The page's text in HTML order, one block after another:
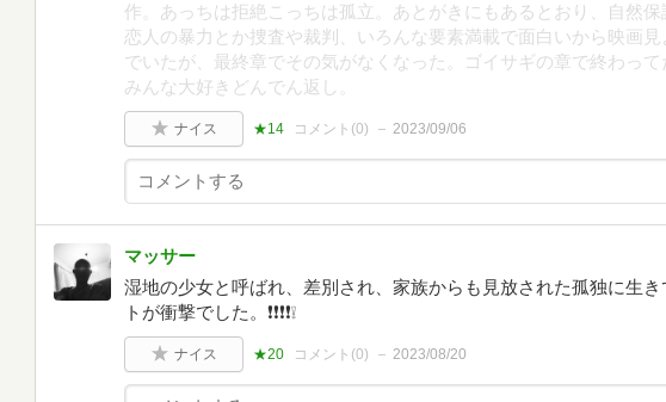
作。あっちは拒絶こっちは孤立。あとがきにもあるとおり、自然
恋人の暴力とか捜査や裁判、いろんな要素満載で面白いから映画見
でいたが、最終章でその気がなくなった。ゴイサギの章で終わって
みんな大好きどんでん返し。
ナイス ★14 コメント(0) 2023/09/06
マッサー
湿地の少女と呼ばれ、差別され、家族からも見放された孤独に生
トが衝撃でした。❗️❗️❗️❗️❕
ナイス ★20 コメント(0) 2023/08/20